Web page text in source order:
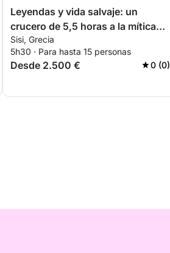
Leyendas y vida salvaje: un
crucero de 5,5 horas a la mítica
isla de Dia
Sisi, Grecia
5h30 · Para hasta 15 personas
Desde 2.500 € 0 (0)